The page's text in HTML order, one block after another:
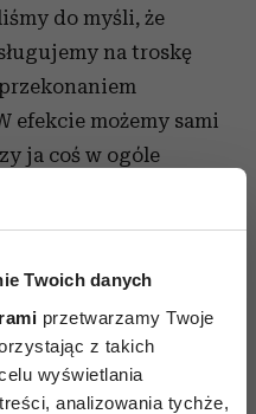
Twoich danych
przetwarzamy Twoje
z takich
wyświetlania
analizowania tychże,
do myśli, że
na troskę
efekcie możemy sami
ja coś w ogóle
sobie z
i miłości oraz
sprawia, że